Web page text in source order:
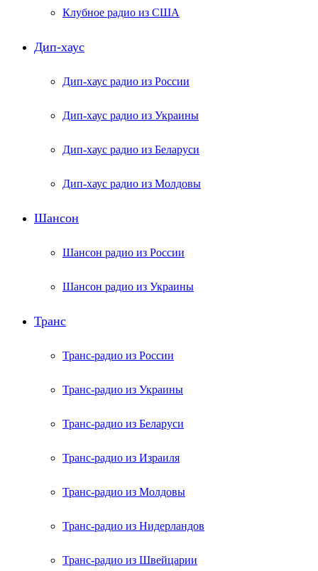
Клубное радио из США
Дип-хаус
Дип-хаус радио из России
Дип-хаус радио из Украины
Дип-хаус радио из Беларуси
Дип-хаус радио из Молдовы
Шансон
Шансон радио из России
Шансон радио из Украины
Транс
Транс-радио из России
Транс-радио из Украины
Транс-радио из Беларуси
Транс-радио из Израиля
Транс-радио из Молдовы
Транс-радио из Нидерландов
Транс-радио из Швейцарии